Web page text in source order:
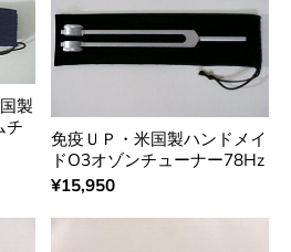
製
チ
免疫ＵＰ・米国製ハンドメイ
ドO3オゾンチューナー78Hz
¥15,950